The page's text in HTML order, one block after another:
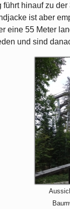
führt hinauf zu
ist aber
eine 55 Meter
und sind